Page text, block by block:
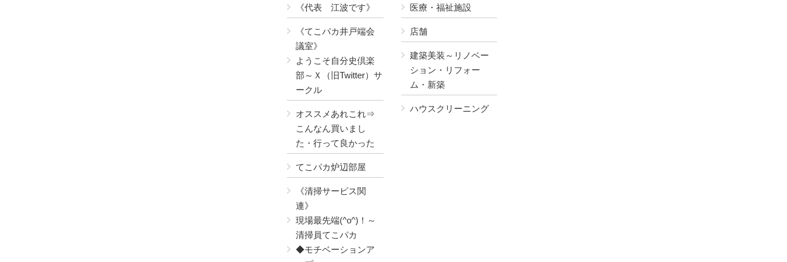
《代表 江波です》
《てこパカ井戸端会
議室》
ようこそ自分史倶楽
部～Ｘ（旧Twitter）サ
ークル
オススメあれこれ⇒
こんなん買いまし
た・行って良かった
てこパカ炉辺部屋
《清掃サービス関
連》
現場最先端(^o^)！～
清掃員てこパカ
◆モチベーションア
医療・福祉施設
店舗
建築美装～リノベー
ション・リフォー
ム・新築
ハウスクリーニング